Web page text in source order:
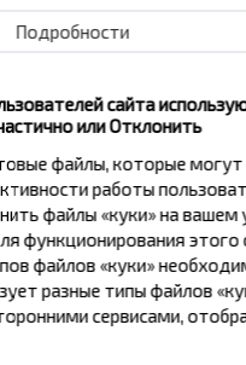
- Минск
- Минск
Петербург - Минск
- Барановичи
- Люблин
- Варшава
Подробности
сайта
или Отклонить
файлы, которые могут
работы
файлы «куки» на вашем
функционирования этого
файлов «куки»
разные типы файлов
сервисами,